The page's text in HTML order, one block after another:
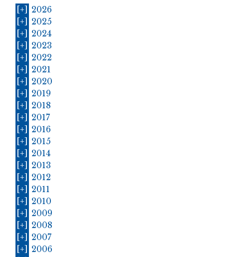
[+] 2026
[+] 2025
[+] 2024
[+] 2023
[+] 2022
[+] 2021
[+] 2020
[+] 2019
[+] 2018
[+] 2017
[+] 2016
[+] 2015
[+] 2014
[+] 2013
[+] 2012
[+] 2011
[+] 2010
[+] 2009
[+] 2008
[+] 2007
[+] 2006